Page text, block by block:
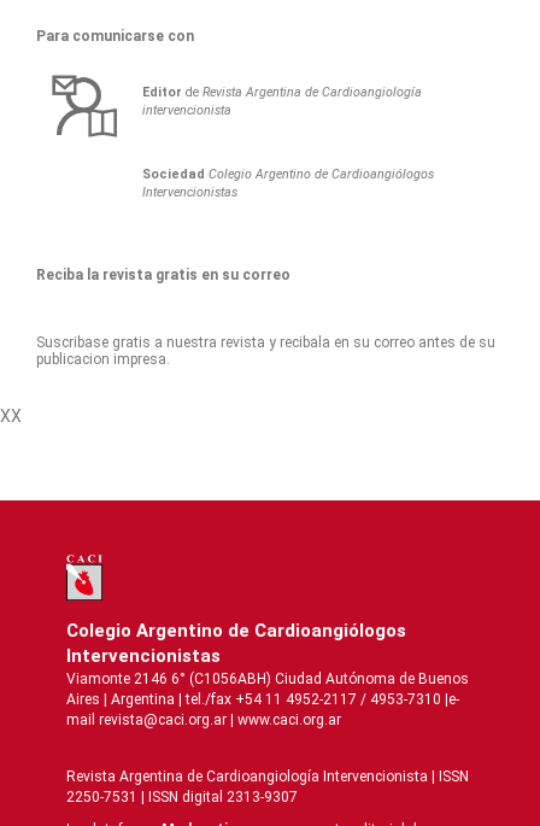
Para comunicarse con
Editor deRevista Argentina de Cardioangiología
intervencionista
Sociedad Colegio Argentino de Cardioangiólogos
Intervencionistas
Reciba la revista gratis en su correo
Suscribase gratis a nuestra revista y recibala en su correo antes de su
publicacion impresa.
XX
Colegio Argentino de Cardioangiólogos
Intervencionistas
Viamonte 2146 6° (C1056ABH) Ciudad Autónoma de Buenos
Aires | Argentina | tel./fax +54 11 4952-2117 / 4953-7310 |e-
mail revista@caci.org.ar | www.caci.org.ar
Revista Argentina de Cardioangiologí­a Intervencionista | ISSN
2250-7531 | ISSN digital 2313-9307